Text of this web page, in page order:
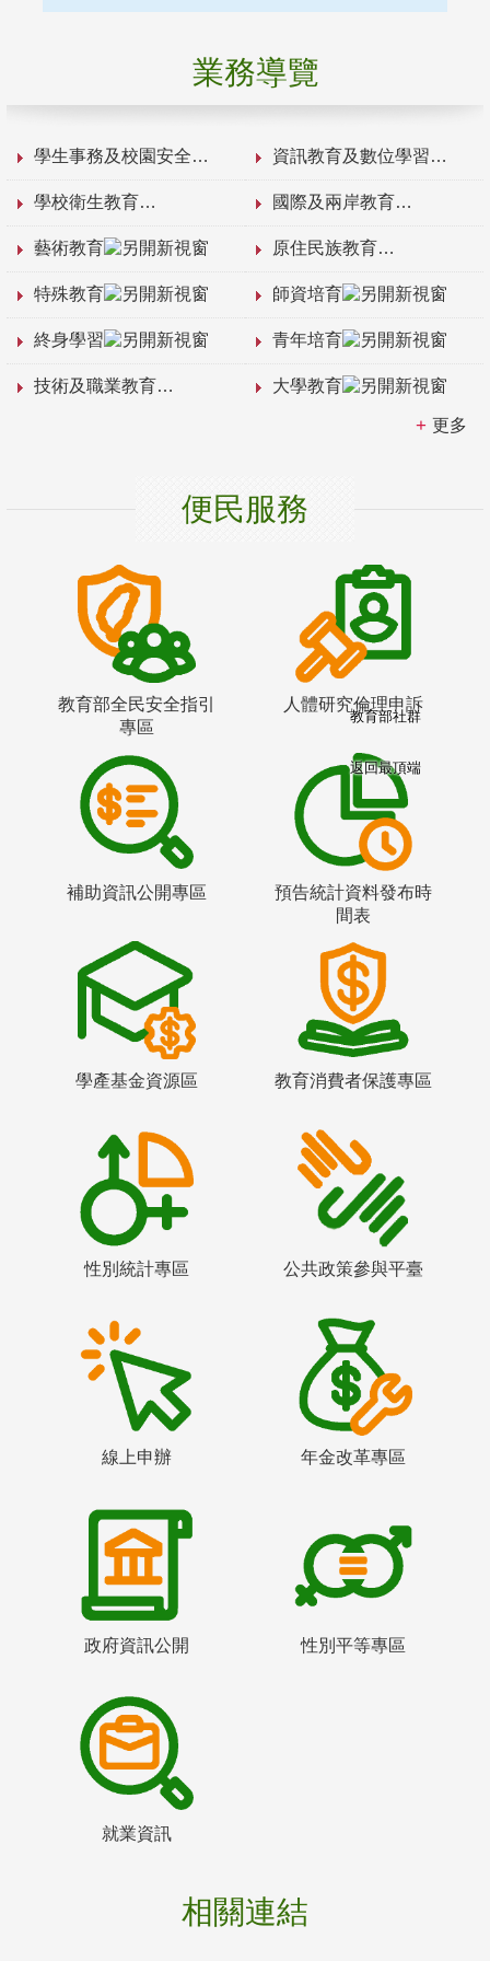
業務導覽
學生事務及校園安全 資訊教育及數位學習
學校衛生教育 國際及兩岸教育
藝術教育 原住民族教育
特殊教育 師資培育
終身學習 青年培育
技術及職業教育 大學教育
更多
便民服務
教育部全民安全指引
專區
人體研究倫理申訴
補助資訊公開專區
預告統計資料發布時
間表
學產基金資源區 教育消費者保護專區
性別統計專區 公共政策參與平臺
線上申辦 年金改革專區
政府資訊公開 性別平等專區
就業資訊
相關連結
教育部社群
返回最頂端